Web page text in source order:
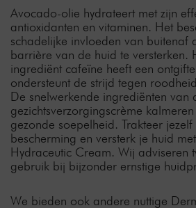
Avocado-olie hydrateert met zijn
antioxidanten en vitaminen. Het
schadelijke invloeden van buitenaf
barrière van de huid te versterken.
ingrediënt cafeïne heeft een
ondersteunt de strijd tegen
De snelwerkende ingrediënten van
gezichtsverzorgingscrème
gezonde soepelheid. Trakteer
bescherming en versterk je huid
Hydraceutic Cream. Wij adviseren
gebruik bij bijzonder ernstige
We bieden ook andere nuttige